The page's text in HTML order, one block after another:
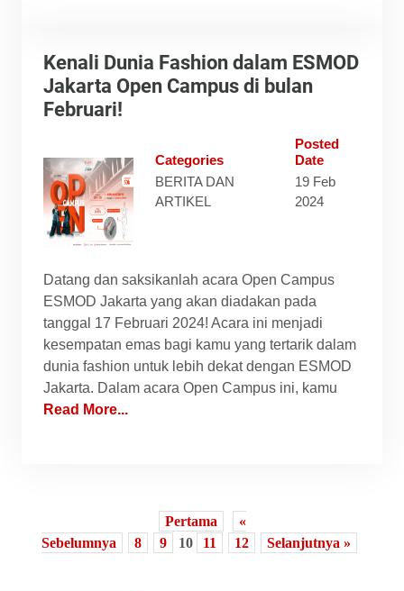
Kenali Dunia Fashion dalam ESMOD
Jakarta Open Campus di bulan
Februari!
Categories
BERITA DAN
ARTIKEL
Posted
Date
19 Feb
2024
Datang dan saksikanlah acara Open Campus
ESMOD Jakarta yang akan diadakan pada
tanggal 17 Februari 2024! Acara ini menjadi
kesempatan emas bagi kamu yang tertarik dalam
dunia fashion untuk lebih dekat dengan ESMOD
Jakarta. Dalam acara Open Campus ini, kamu
Read More...
Pertama
«
Sebelumnya
8 9 10 11 12 Selanjutnya »